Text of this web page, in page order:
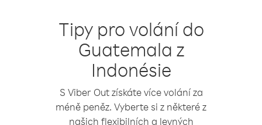
Tipy pro volání do
Guatemala z
Indonésie
S Viber Out získáte více volání za
méně peněz. Vyberte si z některé z
našich flexibilních a levných